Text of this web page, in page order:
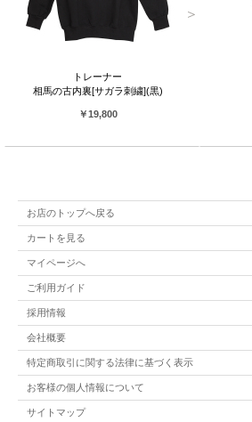
トレーナー
相馬の古内裏[サガラ刺繍](黒)
￥19,800
お店のトップへ戻る
カートを見る
マイページへ
ご利用ガイド
採用情報
会社概要
特定商取引に関する法律に基づく表示
お客様の個人情報について
サイトマップ